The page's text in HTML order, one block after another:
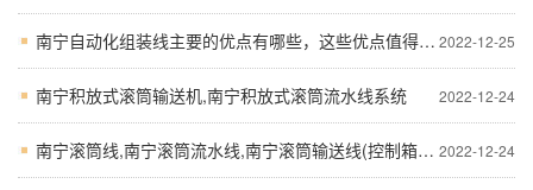
2022-12-25
南宁自动化组装线主要的优点有哪些，这些优点值得关注
2022-12-24
南宁积放式滚筒输送机,南宁积放式滚筒流水线系统
2022-12-24
南宁滚筒线,南宁滚筒流水线,南宁滚筒输送线(控制箱运输)技术参考